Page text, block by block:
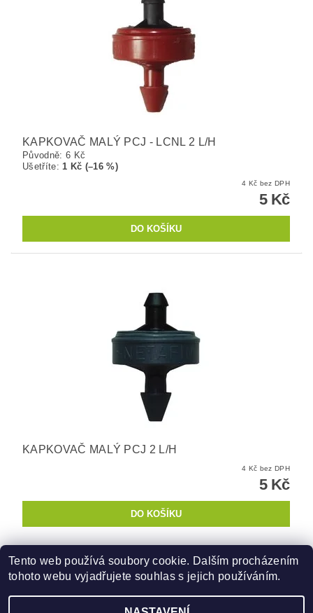
KAPKOVAČ MALÝ PCJ - LCNL 2 L/H
Původně: 6 Kč
Ušetříte:1 Kč (–16 %)
4 Kč bez DPH
5 Kč
KAPKOVAČ MALÝ PCJ 2 L/H
4 Kč bez DPH
5 Kč
Zboží.cz | Heureka.cz
Tento web používá soubory cookie. Dalším procházením
tohoto webu vyjadřujete souhlas s jejich používáním.